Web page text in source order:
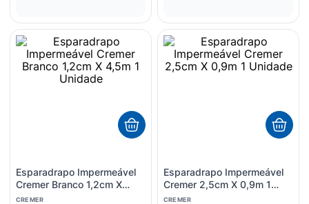
Esparadrapo Impermeável
Cremer Branco 1,2cm X
4,5m 1 Unidade
CREMER
Esparadrapo Impermeável
Cremer 2,5cm X 0,9m 1
Unidade
CREMER